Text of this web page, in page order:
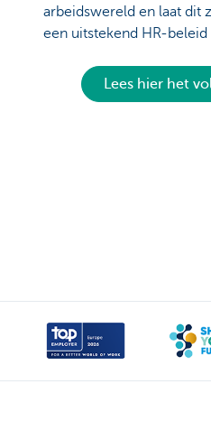
arbeidswereld en laat dit
een uitstekend HR-
Lees hier het